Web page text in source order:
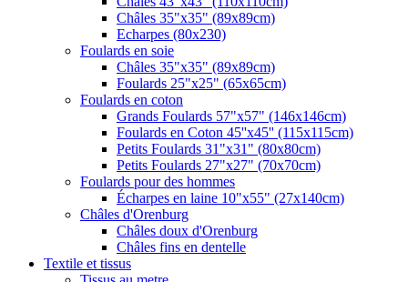
Châles 35"x35" (89x89cm)
Echarpes (80х230)
Foulards en soie
Châles 35"x35" (89x89cm)
Foulards 25"x25" (65x65cm)
Foulards en coton
Grands Foulards 57"x57" (146x146cm)
Foulards en Coton 45''x45'' (115x115cm)
Petits Foulards 31"x31" (80x80cm)
Petits Foulards 27"x27" (70x70cm)
Foulards pour des hommes
Écharpes en laine 10"x55" (27x140cm)
Châles d'Orenburg
Châles doux d'Orenburg
Châles fins en dentelle
Textile et tissus